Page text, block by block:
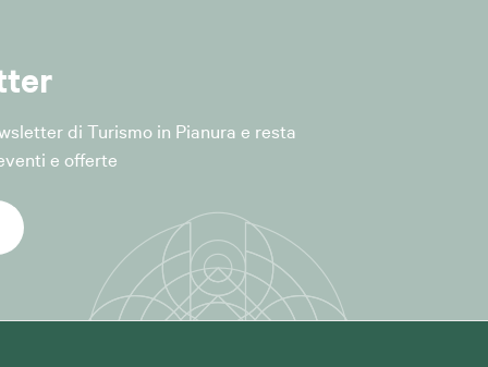
di Turismo in Pianura e resta
e offerte
del
servizio,
di
(ad